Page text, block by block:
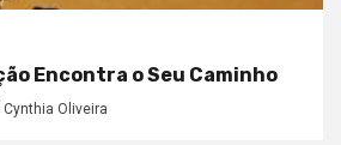
Encontra o Seu Caminho
Cynthia Oliveira